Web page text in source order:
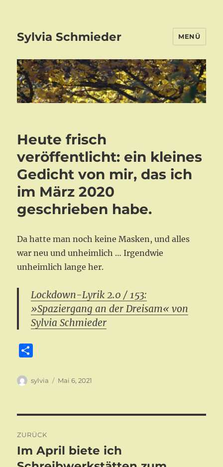
Sylvia Schmieder MENÜ
Heute frisch
veröffentlicht: ein kleines
Gedicht von mir, das ich
im März 2020
geschrieben habe.
Da hatte man noch keine Masken, und alles
war neu und unheimlich … Irgendwie
unheimlich lange her.
Lockdown-Lyrik 2.0 / 153:
»Spaziergang an der Dreisam« von
Sylvia Schmieder
i
Autor
sylvia
Veröffentlicht
Mai 6, 2021
ZURÜCK
Vorheriger
Beitrag:
Im April biete ich